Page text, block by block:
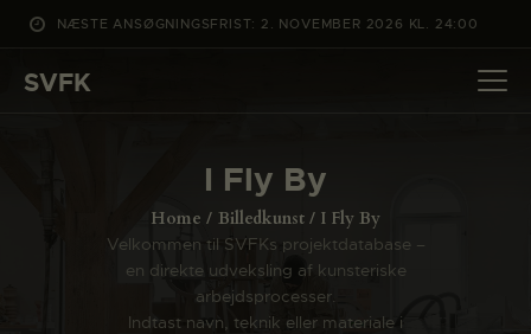
NÆSTE ANSØGNINGSFRIST: 2. NOVEMBER 2026 KL. 24:00
SVFK
I Fly By
Home Billedkunst I Fly By
Velkommen til SVFKs projektdatabase –
en direkte udveksling af kunsteriske
arbejdsprocesser.
Indtast navn, teknik eller materiale i
DET SKER
CHANNEL
ANSØG
OM SVFK